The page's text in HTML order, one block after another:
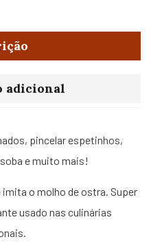
adicional
pincelar espetinhos,
e muito mais!
imita o molho de ostra. Super
usado nas culinárias